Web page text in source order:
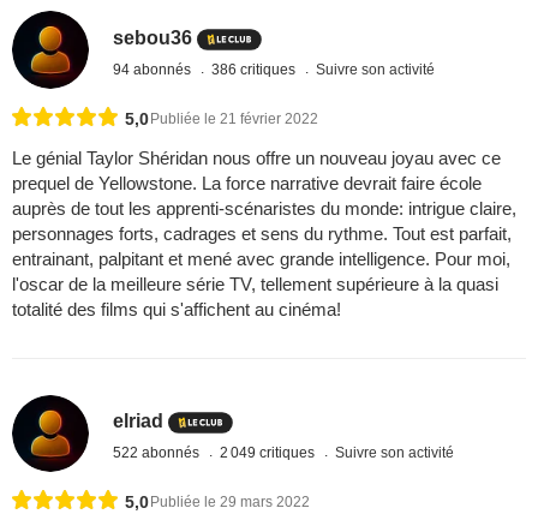
sebou36
94 abonnés 386 critiques Suivre son activité
5,0Publiée le 21 février 2022
Le génial Taylor Shéridan nous offre un nouveau joyau avec ce
prequel de Yellowstone. La force narrative devrait faire école
auprès de tout les apprenti-scénaristes du monde: intrigue claire,
personnages forts, cadrages et sens du rythme. Tout est parfait,
entrainant, palpitant et mené avec grande intelligence. Pour moi,
l'oscar de la meilleure série TV, tellement supérieure à la quasi
totalité des films qui s'affichent au cinéma!
elriad
522 abonnés 2 049 critiques Suivre son activité
5,0Publiée le 29 mars 2022